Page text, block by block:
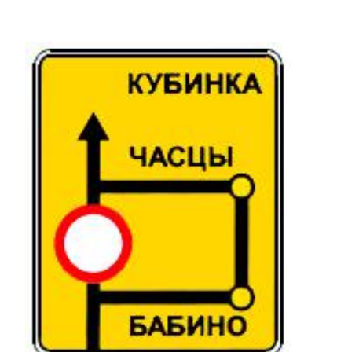
Передвижные заградительные знаки
Крепления для дорожных знаков
Светодиодные знаки на солнечной
Водоналивные барьеры, буферы, конусы
Дорожные световозвращатели
Сигнальные гирлянды и фонари